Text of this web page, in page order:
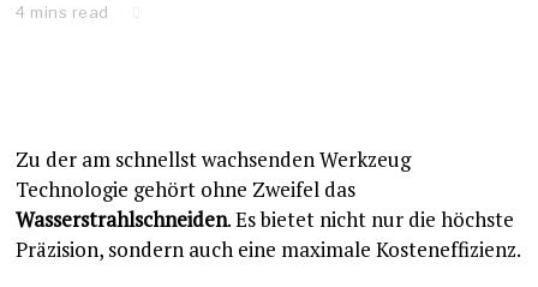
4 mins read
Zu der am schnellst wachsenden Werkzeug
Technologie gehört ohne Zweifel das
Wasserstrahlschneiden. Es bietet nicht nur die höchste
Präzision, sondern auch eine maximale Kosteneffizienz.